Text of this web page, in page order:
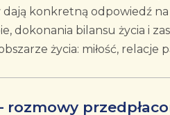
konkretną odpowiedź
dokonania bilansu życia i
życia: miłość, relacje
rozmowy